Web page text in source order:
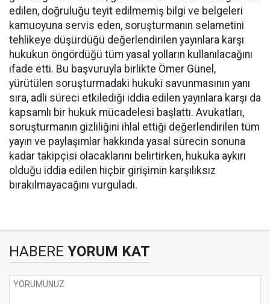
edilen, doğruluğu teyit edilmemiş bilgi ve belgeleri
kamuoyuna servis eden, soruşturmanın selametini
tehlikeye düşürdüğü değerlendirilen yayınlara karşı
hukukun öngördüğü tüm yasal yolların kullanılacağını
ifade etti. Bu başvuruyla birlikte Ömer Günel,
yürütülen soruşturmadaki hukuki savunmasının yanı
sıra, adli süreci etkilediği iddia edilen yayınlara karşı da
kapsamlı bir hukuk mücadelesi başlattı. Avukatları,
soruşturmanın gizliliğini ihlal ettiği değerlendirilen tüm
yayın ve paylaşımlar hakkında yasal sürecin sonuna
kadar takipçisi olacaklarını belirtirken, hukuka aykırı
olduğu iddia edilen hiçbir girişimin karşılıksız
bırakılmayacağını vurguladı.
HABERE YORUM KAT